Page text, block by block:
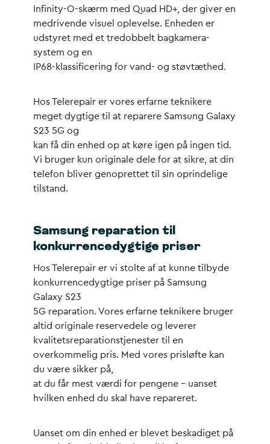
Infinity-O-skærm med Quad HD+, der giver en
medrivende visuel oplevelse. Enheden er
udstyret med et tredobbelt bagkamera-
system og en
IP68-klassificering for vand- og støvtæthed.
Hos Telerepair er vores erfarne teknikere
meget dygtige til at reparere Samsung Galaxy
S23 5G og
kan få din enhed op at køre igen på ingen tid.
Vi bruger kun originale dele for at sikre, at din
telefon bliver genoprettet til sin oprindelige
tilstand.
Samsung reparation til
konkurrencedygtige priser
Hos Telerepair er vi stolte af at kunne tilbyde
konkurrencedygtige priser på Samsung
Galaxy S23
5G reparation. Vores erfarne teknikere bruger
altid originale reservedele og leverer
kvalitetsreparationstjenester til en
overkommelig pris. Med vores prisløfte kan
du være sikker på,
at du får mest værdi for pengene – uanset
hvilken enhed du skal have repareret.
Uanset om din enhed er blevet beskadiget på